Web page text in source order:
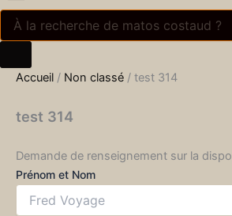
Accueil / Non classé / test 314
test 314
Demande de renseignement sur la dispo
Prénom et Nom